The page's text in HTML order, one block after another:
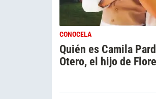
CONOCELA
Quién es Camila
Otero, el hijo de